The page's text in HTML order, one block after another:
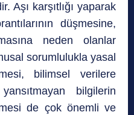
Aşı karşıtlığı yaparak
düşmesine,
neden olanlar
sorumlulukla yasal
bilimsel verilere
bilgilerin
de çok önemli ve